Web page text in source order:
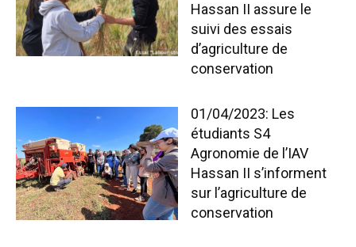
Hassan II assure le
suivi des essais
d’agriculture de
conservation
01/04/2023: Les
étudiants S4
Agronomie de l’IAV
Hassan II s’informent
sur l’agriculture de
conservation